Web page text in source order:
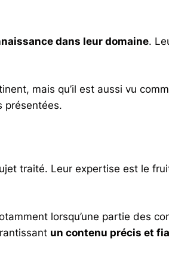
dans leur domaine.
mais qu’il est aussi vu
présentées.
traité. Leur expertise est le
lorsqu’une partie des
un contenu précis et